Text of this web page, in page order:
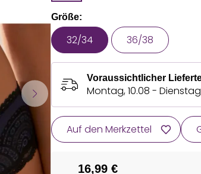
Größe:
32/34 36/38
Voraussichtlicher
Montag, 10.08 - Dienstag,
Auf den Merkzettel
16,99 €